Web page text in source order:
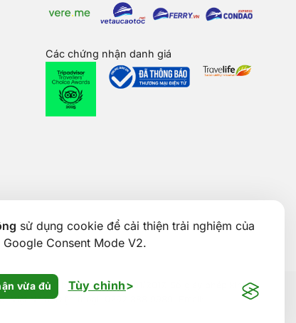
sử dụng cookie để cải thiện trải nghiệm của
Consent Mode V2.
vừa đủ Tùy chỉnh
Các chứng nhận danh giá
ĐT TP. Cần Thơ cấp ngày 24/01/2017. Số giấy phép kinh
Việt Nam. Điện thoại: 0292 888 9989. Email: